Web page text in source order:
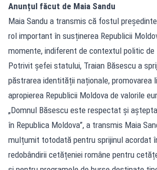
Anunțul făcut de Maia Sandu
Maia Sandu a transmis că fostul
rol important în susținerea Republicii
momente, indiferent de contextul politic de
Potrivit șefei statului, Traian Băsescu a
păstrarea identității naționale, promovarea
apropierea Republicii Moldova de valorile
„Domnul Băsescu este respectat şi
în Republica Moldova”, a transmis Maia
mulțumit totodată pentru sprijinul acordat
redobândirii cetățeniei române pentru